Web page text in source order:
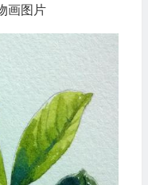
画图片